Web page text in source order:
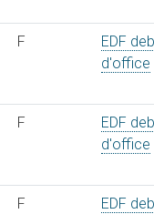
F
EDF
d'office
F
EDF
d'office
F
EDF